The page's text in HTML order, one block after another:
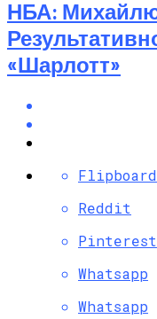
НБА:
«Шарлотт»
Flipboard
Reddit
Pinterest
Whatsapp
Whatsapp